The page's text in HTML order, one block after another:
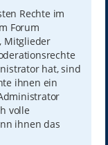
Rechte im
Forum
Mitglieder
hat, sind
ihnen ein
volle
ihnen das